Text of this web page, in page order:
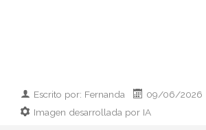
Escrito por: Fernanda 09/06/2026
Imagen desarrollada por IA